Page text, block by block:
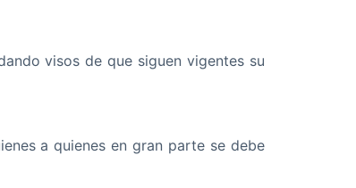
visos de que siguen vigentes su
a quienes en gran parte se debe